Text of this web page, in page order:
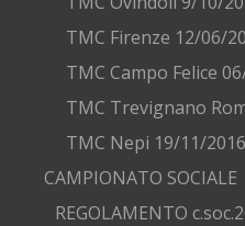
TMC Firenze 12/06/
TMC Campo Felice
TMC Trevignano
TMC Nepi 19/11/2016
CAMPIONATO SOCIALE
REGOLAMENTO